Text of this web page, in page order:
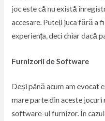
joc este că nu există
accesare. Puteți juca fără a
experiența, deci chiar dacă
Furnizorii de Software
Deși până acum am evocat
mare parte din aceste
software-ul furnizor. În